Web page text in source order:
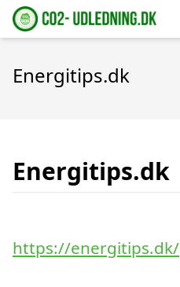
Energitips.dk
Energitips.dk
https://energitips.dk/